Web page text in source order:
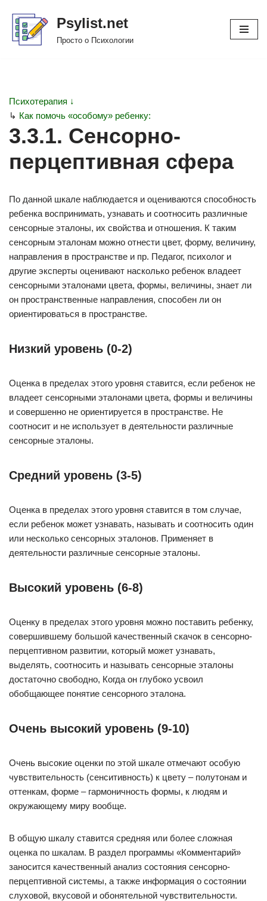
Перейти
Psylist.net
Просто о Психологии
Психотерапия ↓
↳ Как помочь «особому» ребенку:
3.3.1. Сенсорно-
перцептивная сфера
По данной шкале наблюдается и оцениваются способность
ребенка воспринимать, узнавать и соотносить различные
сенсорные эталоны, их свойства и отношения. К таким
сенсорным эталонам можно отнести цвет, форму, величину,
направления в пространстве и пр. Педагог, психолог и
другие эксперты оценивают насколько ребенок владеет
сенсорными эталонами цвета, формы, величины, знает ли
он пространственные направления, способен ли он
ориентироваться в пространстве.
Низкий уровень (0-2)
Оценка в пределах этого уровня ставится, если ребенок не
владеет сенсорными эталонами цвета, формы и величины
и совершенно не ориентируется в пространстве. Не
соотносит и не использует в деятельности различные
сенсорные эталоны.
Средний уровень (3-5)
Оценка в пределах этого уровня ставится в том случае,
если ребенок может узнавать, называть и соотносить один
или несколько сенсорных эталонов. Применяет в
деятельности различные сенсорные эталоны.
Высокий уровень (6-8)
Оценку в пределах этого уровня можно поставить ребенку,
совершившему большой качественный скачок в сенсорно-
перцептивном развитии, который может узнавать,
выделять, соотносить и называть сенсорные эталоны
достаточно свободно, Когда он глубоко усвоил
обобщающее понятие сенсорного эталона.
Очень высокий уровень (9-10)
Очень высокие оценки по этой шкале отмечают особую
чувствительность (сенситивность) к цвету – полутонам и
оттенкам, форме – гармоничность формы, к людям и
окружающему миру вообще.
В общую шкалу ставится средняя или более сложная
оценка по шкалам. В раздел программы «Комментарий»
заносится качественный анализ состояния сенсорно-
перцептивной системы, а также информация о состоянии
слуховой, вкусовой и обонятельной чувствительности.